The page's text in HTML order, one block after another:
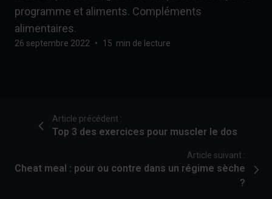
programme et aliments. Compléments
alimentaires.
26 septembre 2022 • 15 min de lecture
Article précédent :
Top 3 des exercices pour muscler le dos
Article suivant :
Cheat meal : pour ou contre dans un régime sèche
?